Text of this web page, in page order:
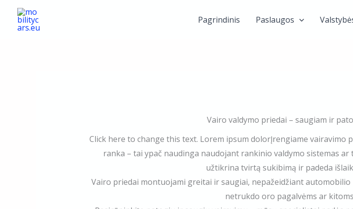
Pereiti
Pagrindinis Paslaugos
Vairo valdymo priedai – saugiam ir
Click here to change this text. Lorem ipsum dolorĮrengiame
ranka – tai ypač naudinga naudojant rankinio valdymo sistemas
užtikrina tvirtą sukibimą ir padeda
Vairo priedai montuojami greitai ir saugiai, nepažeidžiant
netrukdo oro pagalvėms ar